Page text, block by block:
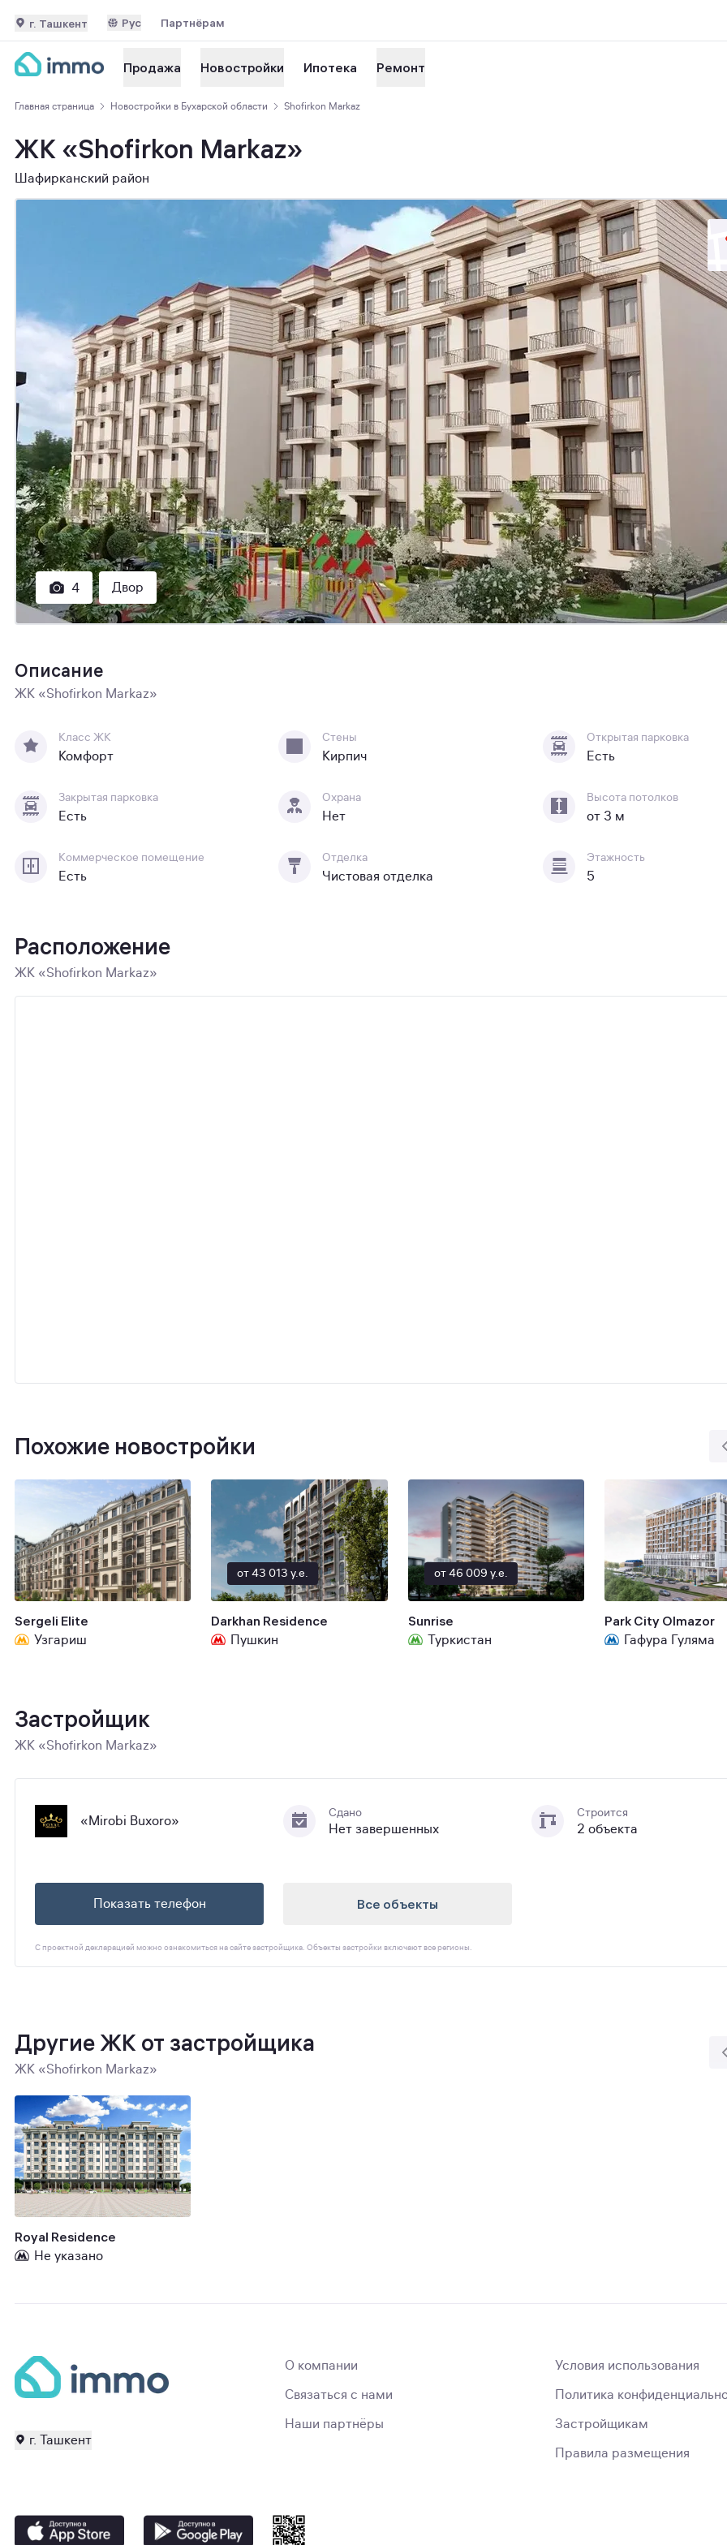
г. Ташкент Рус Партнёрам
Продажа Новостройки Ипотека Ремонт
Главная страница Новостройки в Бухарской области Shofirkon Markaz
ЖК «Shofirkon Markaz»
Шафирканский район
4 Двор
Описание
ЖК «Shofirkon Markaz»
Класс ЖК
Комфорт
Стены
Кирпич
Открытая парковка
Есть
Закрытая парковка
Есть
Охрана
Нет
Высота потолков
от 3 м
Коммерческое помещение
Есть
Отделка
Чистовая отделка
Этажность
5
Расположение
ЖК «Shofirkon Markaz»
Похожие новостройки
Sergeli Elite
Узгариш
от 43 013 y.e.
Darkhan Residence
Пушкин
от 46 009 y.e.
Sunrise
Туркистан
Park City Olmazor
Гафура Гуляма
Застройщик
ЖК «Shofirkon Markaz»
«Mirobi Buxoro»
Сдано
Нет завершенных
Строится
2 объекта
Показать телефон Все объекты
С проектной декларацией можно ознакомиться на сайте застройщика. Объекты застройки включают все регионы.
Другие ЖК от застройщика
ЖК «Shofirkon Markaz»
Royal Residence
Не указано
г. Ташкент
О компании
Связаться с нами
Наши партнёры
Условия использования
Политика
Застройщикам
Правила размещения